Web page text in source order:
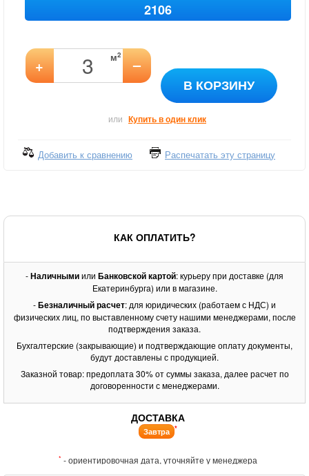
2106
+ м2 –
В КОРЗИНУ
или Купить в один клик
Добавить к сравнению Распечатать эту страницу
КАК ОПЛАТИТЬ?
-Наличнымиили Банковской картой: курьеру при доставке (для
Екатеринбурга) или в магазине.
-Безналичный расчет: для юридических (работаем с НДС) и
физических лиц, по выставленному счету нашими менеджерами, после
подтверждения заказа.
Бухгалтерские (закрывающие) и подтверждающие оплату документы,
будут доставлены с продукцией.
Заказной товар: предоплата 30% от суммы заказа, далее расчет по
договоренности с менеджерами.
ДОСТАВКА
Завтра *
* - ориентировочная дата, уточняйте у менеджера